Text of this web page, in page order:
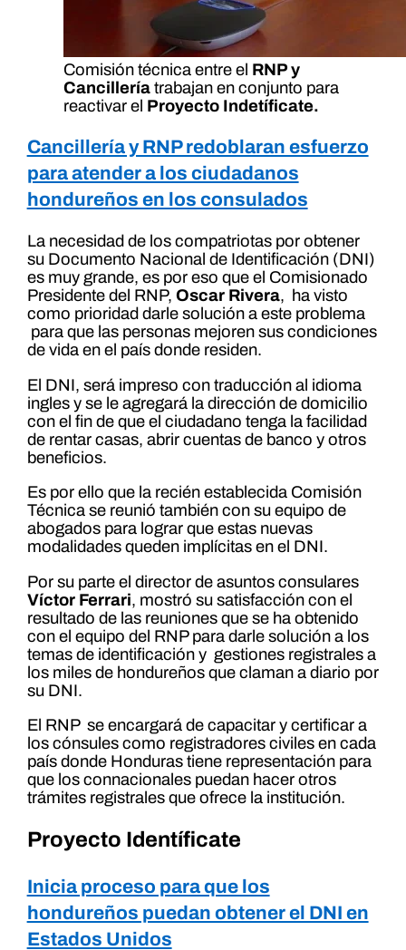
Comisión técnica entre el RNP y
Cancilleríatrabajan en conjunto para
reactivar el Proyecto Indetíficate.
Cancillería y RNP redoblaran esfuerzo
para atender a los ciudadanos
hondureños en los consulados
La necesidad de los compatriotas por obtener
su Documento Nacional de Identificación (DNI)
es muy grande, es por eso que el Comisionado
Presidente del RNP, Oscar Rivera, ha visto
como prioridad darle solución a este problema
para que las personas mejoren sus condiciones
de vida en el país donde residen.
El DNI, será impreso con traducción al idioma
ingles y se le agregará la dirección de domicilio
con el fin de que el ciudadano tenga la facilidad
de rentar casas, abrir cuentas de banco y otros
beneficios.
Es por ello que la recién establecida Comisión
Técnica se reunió también con su equipo de
abogados para lograr que estas nuevas
modalidades queden implícitas en el DNI.
Por su parte el director de asuntos consulares
Víctor Ferrari, mostró su satisfacción con el
resultado de las reuniones que se ha obtenido
con el equipo del RNP para darle solución a los
temas de identificación y gestiones registrales a
los miles de hondureños que claman a diario por
su DNI.
El RNP se encargará de capacitar y certificar a
los cónsules como registradores civiles en cada
país donde Honduras tiene representación para
que los connacionales puedan hacer otros
trámites registrales que ofrece la institución.
Proyecto Identíficate
Inicia proceso para que los
hondureños puedan obtener el DNI en
Estados Unidos